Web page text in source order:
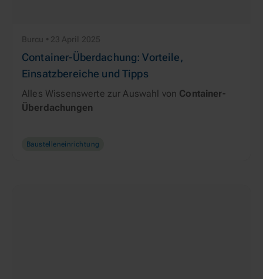
Burcu • 23 April 2025
Container-Überdachung: Vorteile,
Einsatzbereiche und Tipps
Alles Wissenswerte zur Auswahl von Container-
Überdachungen
Baustelleneinrichtung